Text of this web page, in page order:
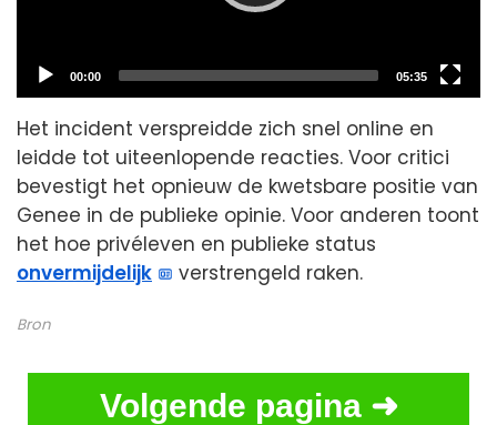
Current
00:00
Total
duration
05:35
Het incident verspreidde zich snel online en
leidde tot uiteenlopende reacties. Voor critici
bevestigt het opnieuw de kwetsbare positie van
Genee in de publieke opinie. Voor anderen toont
het hoe privéleven en publieke status
onvermijdelijk
verstrengeld raken.
Bron
Volgende pagina ➜